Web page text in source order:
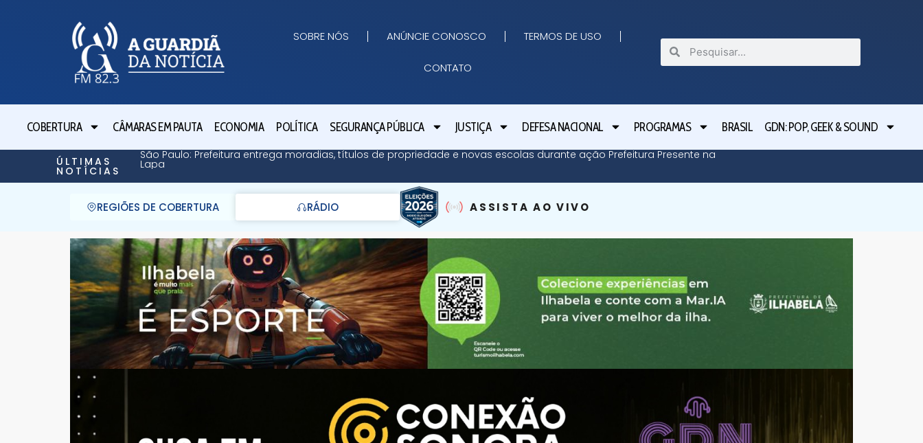
SOBRE NÓS ANÚNCIE CONOSCO TERMOS DE USO
CONTATO
COBERTURA CÂMARAS EM PAUTA ECONOMIA POLÍTICA SEGURANÇA PÚBLICA JUSTIÇA DEFESA NACIONAL PROGRAMAS BRASIL GDN: POP, GEEK & SOUND
ÚLTIMAS
NOTÍCIAS
São Paulo: Prefeitura entrega moradias, títulos de propriedade e novas escolas durante ação Prefeitura Presente na
Lapa
REGIÕES DE COBERTURA RÁDIO ASSISTA AO VIVO